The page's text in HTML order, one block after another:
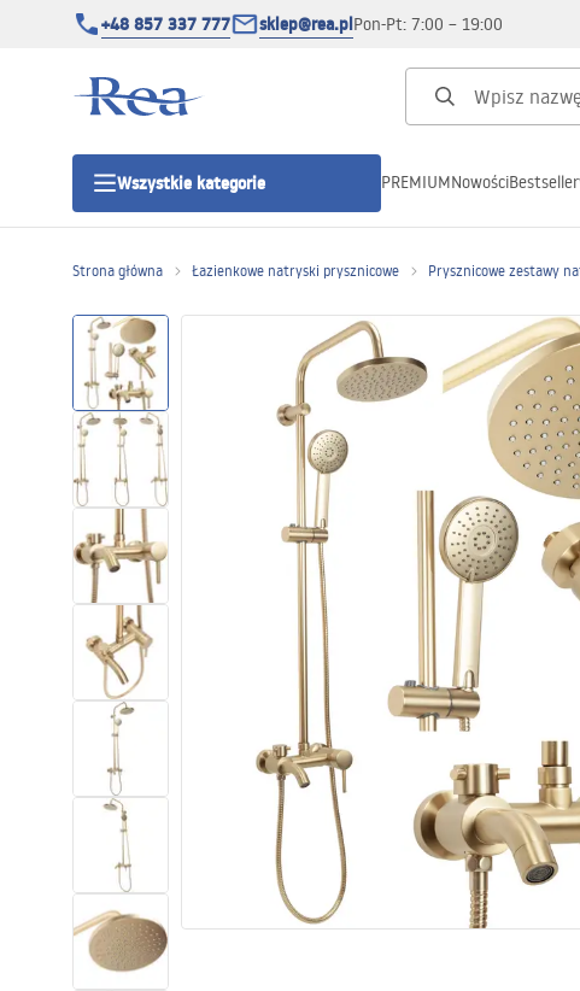
+48 857 337 777 sklep@rea.plPon-Pt: 7:00 – 19:00
Wszystkie kategorie
Kategorie produktowe
Kabiny prysznicowe
Drzwi prysznicowe
Brodziki prysznicowe
Odpływy liniowe
Toalety, ubikacje
Umywalki
Baterie
Kuchnia
PREMIUMNowości
Strona główna Łazienkowe natryski prysznicowe Prysznicowe zestawy